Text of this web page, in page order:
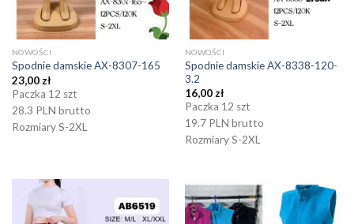
NOWOŚCI
Spodnie damskie AX-8307-165
23,00 zł
Paczka 12 szt
28.3 PLN brutto
Rozmiary S-2XL
NOWOŚCI
Spodnie damskie AX-8338-120-
3.2
16,00 zł
Paczka 12 szt
19.7 PLN brutto
Rozmiary S-2XL